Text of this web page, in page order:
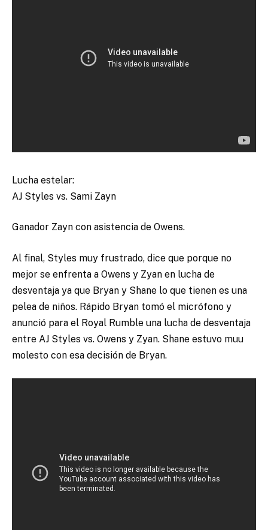
Lucha estelar:
AJ Styles vs. Sami Zayn
Ganador Zayn con asistencia de Owens.
Al final, Styles muy frustrado, dice que porque no
mejor se enfrenta a Owens y Zyan en lucha de
desventaja ya que Bryan y Shane lo que tienen es una
pelea de niños. Rápido Bryan tomó el micrófono y
anunció para el Royal Rumble una lucha de desventaja
entre AJ Styles vs. Owens y Zyan. Shane estuvo muu
molesto con esa decisión de Bryan.